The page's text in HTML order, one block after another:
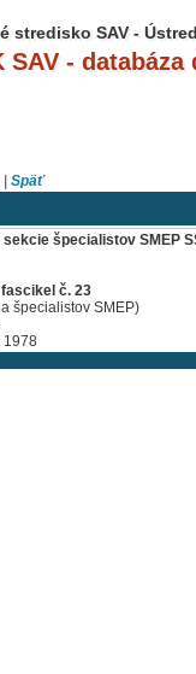
stredisko SAV -
SAV -
Späť
sekcie špecialistov SMEP
č. 23
špecialistov SMEP)
1978